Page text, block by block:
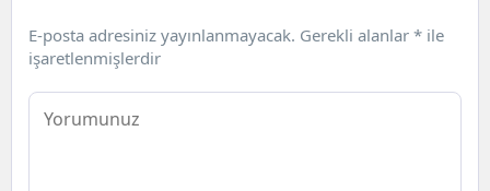
E-posta adresiniz yayınlanmayacak. Gerekli alanlar * ile
işaretlenmişlerdir